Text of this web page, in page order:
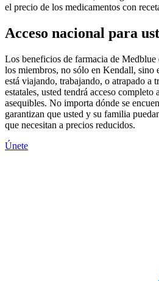
el precio de los medicamentos con
Acceso nacional para
Los beneficios de farmacia de Medblue
los miembros, no sólo en Kendall, sino
está viajando, trabajando, o atrapado a
estatales, usted tendrá acceso completo
asequibles. No importa dónde se
garantizan que usted y su familia
que necesitan a precios reducidos.
Únete